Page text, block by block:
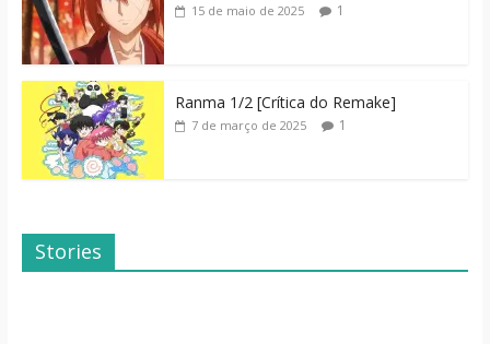
15 de maio de 2025 1
Ranma 1/2 [Crítica do Remake]
7 de março de 2025 1
Stories
Dicas de Filmes
Para o Fim de
Família Inusitada